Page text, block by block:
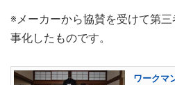
※メーカーから協賛を受けて第
事化したものです。
ワークマ